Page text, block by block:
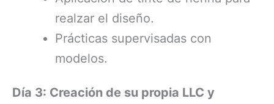
realzar el diseño.
Prácticas supervisadas con
modelos.
Día 3: Creación de su propia LLC y